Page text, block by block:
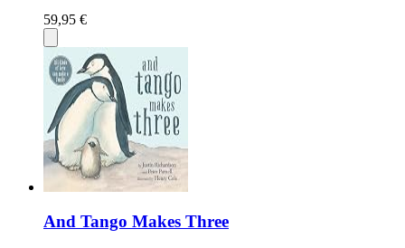
59,95 €
And Tango Makes Three